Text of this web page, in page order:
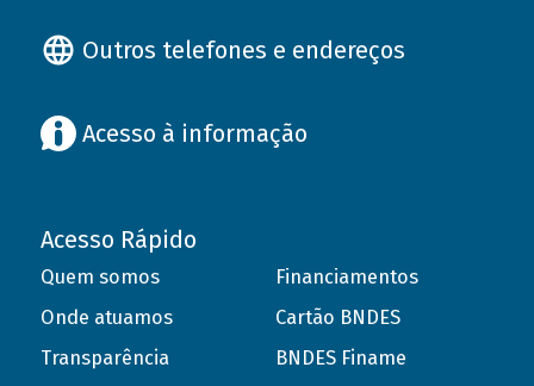
Outros telefones e endereços
Acesso à informação
Acesso Rápido
Quem somos
Onde atuamos
Transparência
Financiamentos
Cartão BNDES
BNDES Finame